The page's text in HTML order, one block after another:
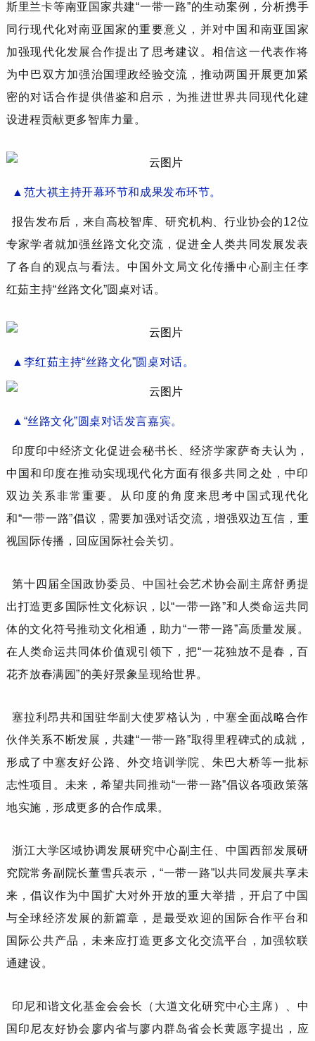
斯里兰卡等南亚国家共建“一带一路”的生动案例，分析携手
同行现代化对南亚国家的重要意义，并对中国和南亚国家
加强现代化发展合作提出了思考建议。相信这一代表作将
为中巴双方加强治国理政经验交流，推动两国开展 更加紧
密的对话合作提供借鉴和启示，为推进世界共同现代化建
设进程贡献更多智库力量。
▲ 范大祺主持开幕环节和 成果发布环节。
报告发布后， 来自 高校智库、研究机构、行业协会的12位
专家学者就加强 丝路文化交流，促进全人类共同发展发表
了各自的观点与看法。中国外文局文化传播中心副 主任李
红茹主持“丝路文化”圆桌对话。
▲ 李红茹主持“丝路文化”圆桌对话。
▲ “丝路文化”圆桌对话发言嘉宾。
印度印中经济文化促进会秘书长、经济学家萨奇夫认为，
中国和印度在推动实现现代化方面有很多共同之处，中印
双边关系非常重要。从印度的角度来思考中国式现代化
和“一带一路”倡议，需要加强对话交流，增强双边互信，重
视国际传播，回应国际社会关切。
第十四届全国政协委员、中国社会艺术协会副主席舒勇提
出打造更多国际性文化标识，以“一带一路”和人类命运共同
体的文化符号推动文化相通，助力“一带一路”高质量发展。
在人类命运共同体价值观引领下，把“一花独放不是春，百
花齐放春满园”的美好景象呈现给世界。
塞拉利昂共和国驻华副大使罗格认为，中塞全面战略合作
伙伴关系不断发展，共建“一带一路”取得里程碑式的成就 ，
形成了 中塞友好公路、外交培训学院、朱巴大桥等一批标
志性项目 。 未来，希望共同推动“一带一路”倡议各项政策落
地实施 ，形成更多的合作成果。
浙江大学区域协调发展研究中心副主任、中国西部发展研
究院常务副院长董雪兵表示， “一带一路”以共同发展共享未
来，倡议作为中国扩大对外开放的重大举措，开启了中国
与全球经济发展的新篇章，是最受欢迎的国际合作平台和
国际公共产品，未来应打造更多文化交流平台，加强软联
通建设。
印尼和谐文化基金会会长（大道文化研究中心主席） 、 中
国印尼友好协会廖内省与廖内群岛省会长黄愿字提出，应